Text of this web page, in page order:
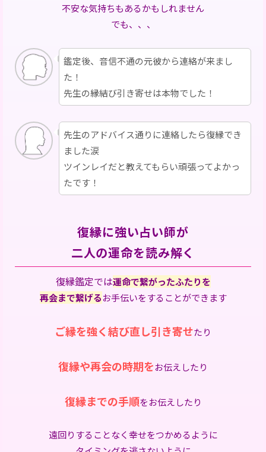
不安な気持ちもあるかもしれません
でも、、、
鑑定後、音信不通の元彼から連絡が来まし
た！
先生の縁結び引き寄せは本物でした！
先生のアドバイス通りに連絡したら復縁でき
ました涙
ツインレイだと教えてもらい頑張ってよかっ
たです！
復縁に強い占い師が
二人の運命を読み解く
復縁鑑定では運命で繋がったふたりを
再会まで繋げるお手伝いをすることができます
ご縁を強く結び直し引き寄せたり
復縁や再会の時期をお伝えしたり
復縁までの手順をお伝えしたり
遠回りすることなく幸せをつかめるように